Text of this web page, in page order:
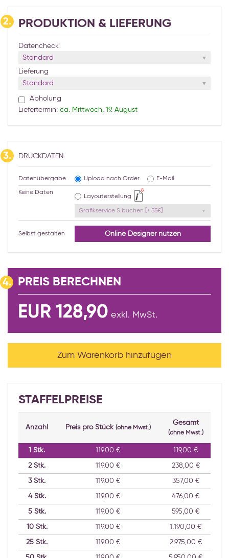
2. PRODUKTION & LIEFERUNG
Datencheck
Standard
Lieferung
Standard
Abholung
Liefertermin: ca. Mittwoch, 19. August
3. DRUCKDATEN
Datenübergabe Upload nach Order E-Mail
Keine Daten
Layouterstellung
Grafikservice S buchen [+ 55€]
Selbst gestalten Online Designer nutzen
4. PREIS BERECHNEN
EUR 128,90 exkl. MwSt.
Zum Warenkorb hinzufügen
STAFFELPREISE
Anzahl Preis pro Stück (ohne Mwst.)
Gesamt
(ohne Mwst.)
1 Stk. 119,00 € 119,00 €
2Stk. 119,00 € 238,00 €
3Stk. 119,00 € 357,00 €
4Stk. 119,00 € 476,00 €
5Stk. 119,00 € 595,00 €
10Stk. 119,00 € 1.190,00 €
25 Stk. 119,00 € 2.975,00 €